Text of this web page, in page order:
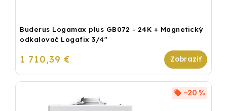
Buderus Logamax plus GB072 - 24K + Magnetický
odkalovač Logafix 3/4"
1 710,39 €
–20 %